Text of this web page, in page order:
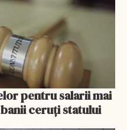
pentru salarii mai
ceruți statului